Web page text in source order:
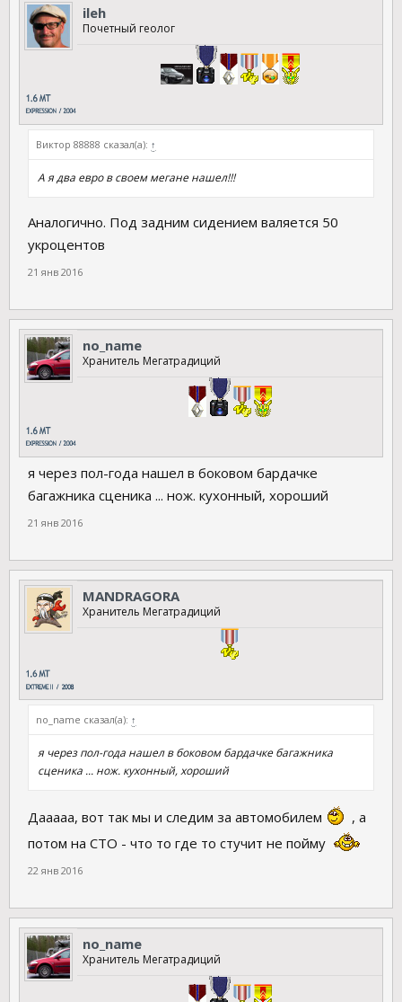
ileh
Почетный геолог
Виктор 88888 сказал(а): ↑
А я два евро в своем мегане нашел!!!
Аналогично. Под задним сидением валяется 50
укроцентов
21 янв 2016
no_name
Хранитель Мегатрадиций
я через пол-года нашел в боковом бардачке
багажника сценика ... нож. кухонный, хороший
21 янв 2016
MANDRAGORA
Хранитель Мегатрадиций
no_name сказал(а): ↑
я через пол-года нашел в боковом бардачке багажника
сценика ... нож. кухонный, хороший
Дааааа, вот так мы и следим за автомобилем
, а
потом на СТО - что то где то стучит не пойму
22 янв 2016
no_name
Хранитель Мегатрадиций